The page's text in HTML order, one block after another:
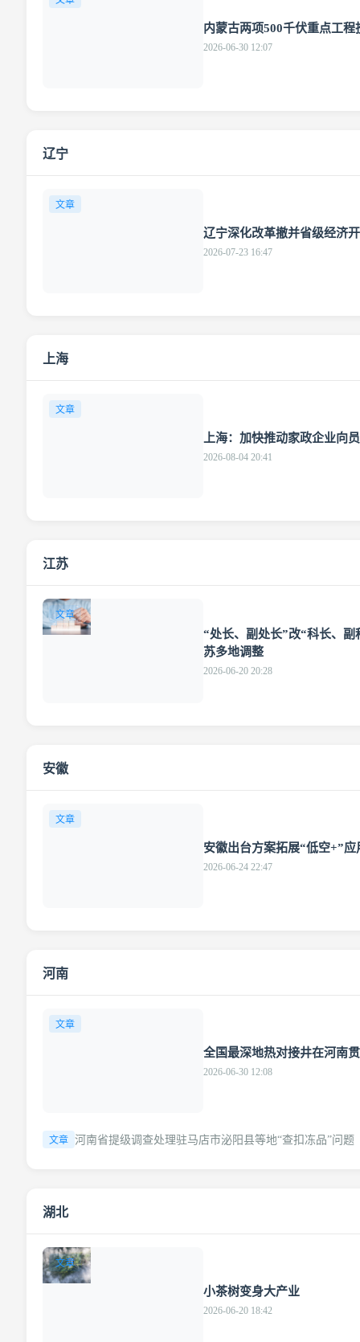
内蒙古两项500千伏重点工程
2026-06-30 12:07
辽宁
文章
辽宁深化改革撤并省级经济
2026-07-23 16:47
上海
文章
上海：加快推动家政企业向
2026-08-04 20:41
江苏
文章
“处长、副处长”改“科长、副
苏多地调整
2026-06-20 20:28
安徽
文章
安徽出台方案拓展“低空+”应
2026-06-24 22:47
河南
文章
全国最深地热对接井在河南
2026-06-30 12:08
文章 河南省提级调查处理驻马店市泌阳县等地“查扣冻品”问题
湖北
文章
小茶树变身大产业
2026-06-20 18:42